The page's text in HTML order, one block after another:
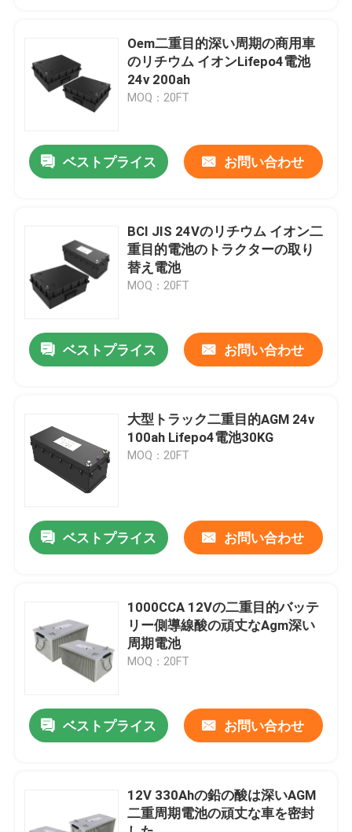
プロダクト
私達について
工場旅行
私達に連絡しなさい
Group Website
車の始動機電池
リチウム イオン始動機電池
Oem二重目的深い周期の商用車
のリチウム イオンLifepo4電池
24v 200ah
MOQ：20FT
ベストプライス お問い合わせ
BCI JIS 24Vのリチウム イオン二
重目的電池のトラクターの取り
替え電池
MOQ：20FT
ベストプライス お問い合わせ
大型トラック二重目的AGM 24v
100ah Lifepo4電池30KG
MOQ：20FT
ベストプライス お問い合わせ
1000CCA 12Vの二重目的バッテ
リー側導線酸の頑丈なAgm深い
周期電池
MOQ：20FT
ベストプライス お問い合わせ
12V 330Ahの鉛の酸は深いAGM
二重周期電池の頑丈な車を密封